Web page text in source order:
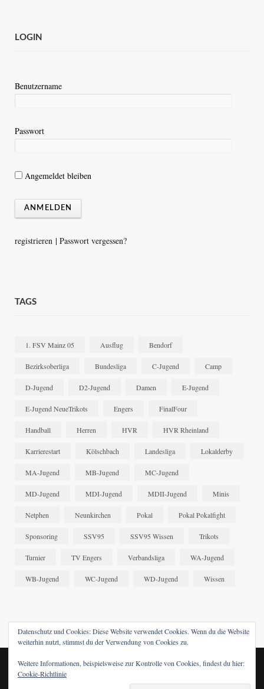
Datenschutz und Cookies: Diese Website verwendet Cookies. Wenn du die Website
weiterhin nutzt, stimmst du der Verwendung von Cookies zu.
Weitere Informationen, beispielsweise zur Kontrolle von Cookies, findest du hier:
Cookie-Richtlinie
LOGIN
Benutzername
Passwort
Angemeldet bleiben
registrieren | Passwort vergessen?
TAGS
1. FSV Mainz 05 Ausflug Bendorf
Bezirksoberliga Bundesliga C-Jugend Camp
D-Jugend D2-Jugend Damen E-Jugend
E-Jugend NeueTrikots Engers FinalFour
Handball Herren HVR HVR Rheinland
Karrierestart Kölschbach Landesliga Lokalderby
MA-Jugend MB-Jugend MC-Jugend
MD-Jugend MDI-Jugend MDII-Jugend Minis
Netphen Neunkirchen Pokal Pokal Pokalfight
Sponsoring SSV95 SSV95 Wissen Trikots
Turnier TV Engers Verbandsliga WA-Jugend
WB-Jugend WC-Jugend WD-Jugend Wissen
© 2024 SSV95 WISSEN. DESIGNED BY